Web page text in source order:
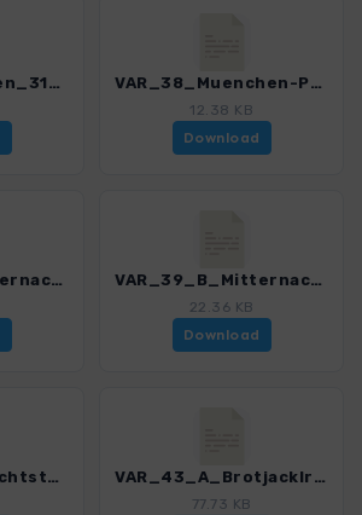
VAR_35_B_Lusen_3189_1.gpx VAR_38_Muenchen-Prag_3189_1.gpx
12.38 KB
Download
VAR_39_A_Mitternacher_Ohe_3189_1.gpx VAR_39_B_Mitternacher_Ohe_3189_1.gpx
22.36 KB
Download
VAR_40_Ausssichtsturm_Kadernberg_3189_1.gpx VAR_43_A_Brotjacklriegel_3189_1.gpx
77.73 KB